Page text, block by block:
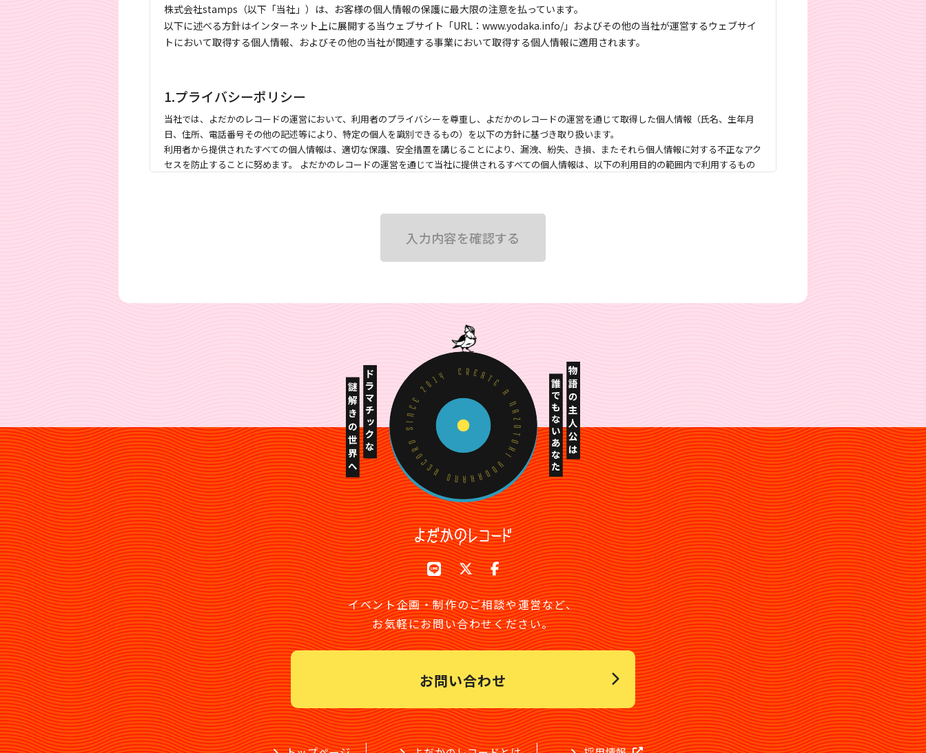
株式会社stamps（以下「当社」）は、お客様の個人情報の保護に最大限の注意を払っています。
以下に述べる方針はインターネット上に展開する当ウェブサイト「URL：www.yodaka.info/」およびその他の当社が運営するウェブサイ
トにおいて取得する個人情報、およびその他の当社が関連する事業において取得する個人情報に適用されます。
1.プライバシーポリシー
当社では、よだかのレコードの運営において、利用者のプライバシーを尊重し、よだかのレコードの運営を通じて取得した個人情報（氏名、生年月
日、住所、電話番号その他の記述等により、特定の個人を識別できるもの）を以下の方針に基づき取り扱います。
利用者から提供されたすべての個人情報は、適切な保護、安全措置を講じることにより、漏洩、紛失、き損、またそれら個人情報に対する不正なアク
セスを防止することに努めます。 よだかのレコードの運営を通じて当社に提供されるすべての個人情報は、以下の利用目的の範囲内で利用するもの
の向上や新商品の開発、③各種情報のお知らせ、のために利用します。
望によりご自身の個人情報についてこれらの第三者への提供を停止することができます（プライバシーポリシー1.(5)参照））。
当社が第三者に提供する個人情報の項目と提供方法は次のとおりです。
氏名、生年月日、住所、電話番号等、お客様がご自身で記入された事項
当社サービスのご利用履歴、商品の購入履歴
＜個人情報の提供方法＞
サーバを介した提供
電子媒体・紙媒体を介した提供
当社では、上記のほか、次のような場合には、利用者の同意を得ることなく必要最小限の範囲で利用者の情報を第三者に提供することがあります。
よだかのレコードおよびオフィシャルウェブサイトの利用動向や提供するサービス向上を目的とする調査分析のために、個人を
特定できない統計情報の形式で第三者に提供する場合
法令の定めに基づく場合
よだかのレコードおよびオフィシャルウェブサイトを訪れる他の利用者の生命、健康、財産、権利等を保護するために必要な場
合で、利用者の同意を得ることが困難なとき
公衆衛生の向上または児童の健全な育成のために必要な場合で、利用者の同意を得ることが困難なとき
国の機関または地方公共団体等から、法令の定める事務を遂行するために協力を求められた場合
利用者からの個人情報に関する利用目的の確認ならびに登録内容の確認、訂正、追加、削除、利用停止および第三者提供の停止
等のご要望に対し、所定の受付窓口（下記「個人情報に関するお問い合わせ先」に記載）を設けるとともに、適切な方法を用い
て対処いたします。
当社は、個人情報保護法及び政府機関の定める各種ガイドラインを遵守するとともに、このプライバシーポリシーを継続的に見
直し改善し、これらを役員及び従業員に遵守させるよう努めます。
入力内容を確認する
イベント企画・制作のご相談や運営など、
お気軽にお問い合わせください。
お問い合わせ